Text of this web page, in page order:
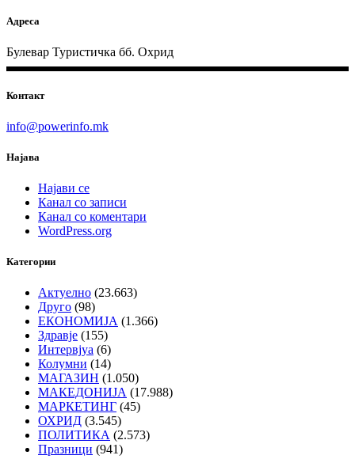
Адреса
Булевар Туристичка бб. Охрид
Контакт
info@powerinfo.mk
Најава
Најави се
Канал со записи
Канал со коментари
WordPress.org
Категории
Актуелно (23.663)
Друго (98)
ЕКОНОМИЈА (1.366)
Здравје (155)
Интервјуа (6)
Колумни (14)
МАГАЗИН (1.050)
МАКЕДОНИЈА (17.988)
МАРКЕТИНГ (45)
ОХРИД (3.545)
ПОЛИТИКА (2.573)
Празници (941)